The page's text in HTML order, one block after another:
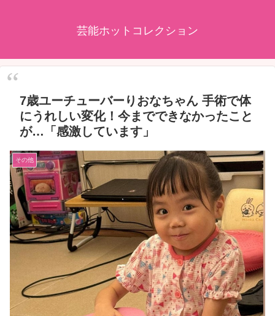
芸能ホットコレクション
7歳ユーチューバーりおなちゃん 手術で体
にうれしい変化！今までできなかったこと
が…「感激しています」
その他